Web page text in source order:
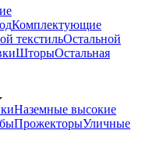
Комплектующие
текстильОстальной
ШторыОстальная
Наземные высокие
ПрожекторыУличные